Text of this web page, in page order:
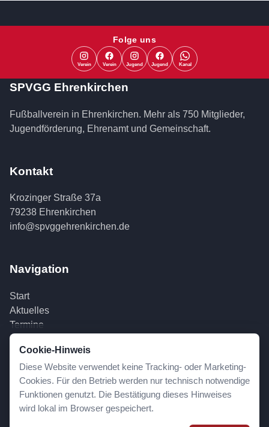
Folge uns
Verein Verein Jugend Jugend Kanal
SPVGG Ehrenkirchen
Fußballverein in Ehrenkirchen. Mehr als 750 Mitglieder,
Jugendförderung, Ehrenamt und Gemeinschaft.
Kontakt
Krozinger Straße 37a
79238 Ehrenkirchen
info@spvggehrenkirchen.de
Navigation
Start
Aktuelles
Termine
Kontakt
Rechtliches
Impressum
Cookie-Hinweis
Diese Website verwendet keine Tracking- oder Marketing-
Cookies. Für den Betrieb werden nur technisch notwendige
Funktionen genutzt. Die Bestätigung dieses Hinweises
wird lokal im Browser gespeichert.